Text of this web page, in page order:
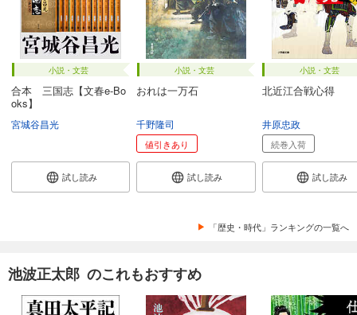
小説・文芸
合本 三国志【文春e-Bo
oks】
宮城谷昌光
試し読み
小説・文芸
おれは一万石
千野隆司
値引きあり
試し読み
小説・文芸
北近江合戦心得
井原忠政
続巻入荷
試し読み
「歴史・時代」ランキングの一覧へ
池波正太郎 のこれもおすすめ